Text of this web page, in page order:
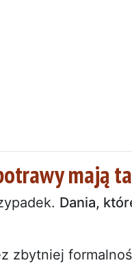
mają
Dania,
zbytniej